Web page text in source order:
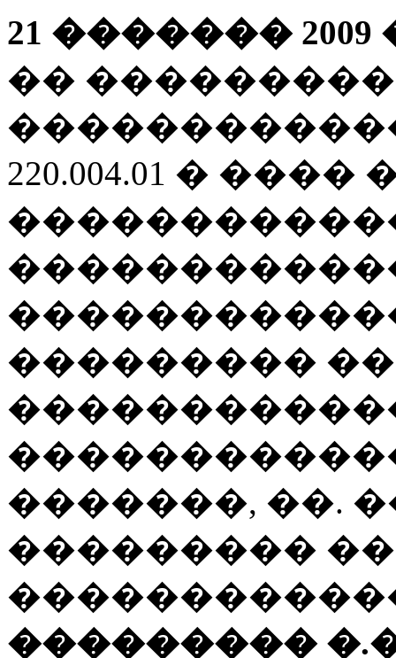
21 ������� 2009
�� ���������
220.004.01 � ����
��������� ��
�������, ��.
���������
���������